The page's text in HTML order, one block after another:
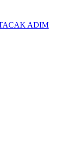
ADIM